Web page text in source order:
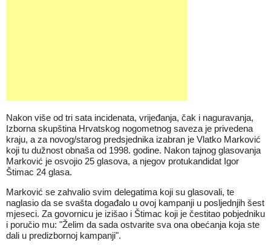
Nakon više od tri sata incidenata, vrijeđanja, čak i naguravanja,
Izborna skupština Hrvatskog nogometnog saveza je privedena
kraju, a za novog/starog predsjednika izabran je Vlatko Marković
koji tu dužnost obnaša od 1998. godine. Nakon tajnog glasovanja
Marković je osvojio 25 glasova, a njegov protukandidat Igor
Štimac 24 glasa.
Marković se zahvalio svim delegatima koji su glasovali, te
naglasio da se svašta događalo u ovoj kampanji u posljednjih šest
mjeseci. Za govornicu je izišao i Štimac koji je čestitao pobjedniku
i poručio mu: "Želim da sada ostvarite sva ona obećanja koja ste
dali u predizbornoj kampanji".